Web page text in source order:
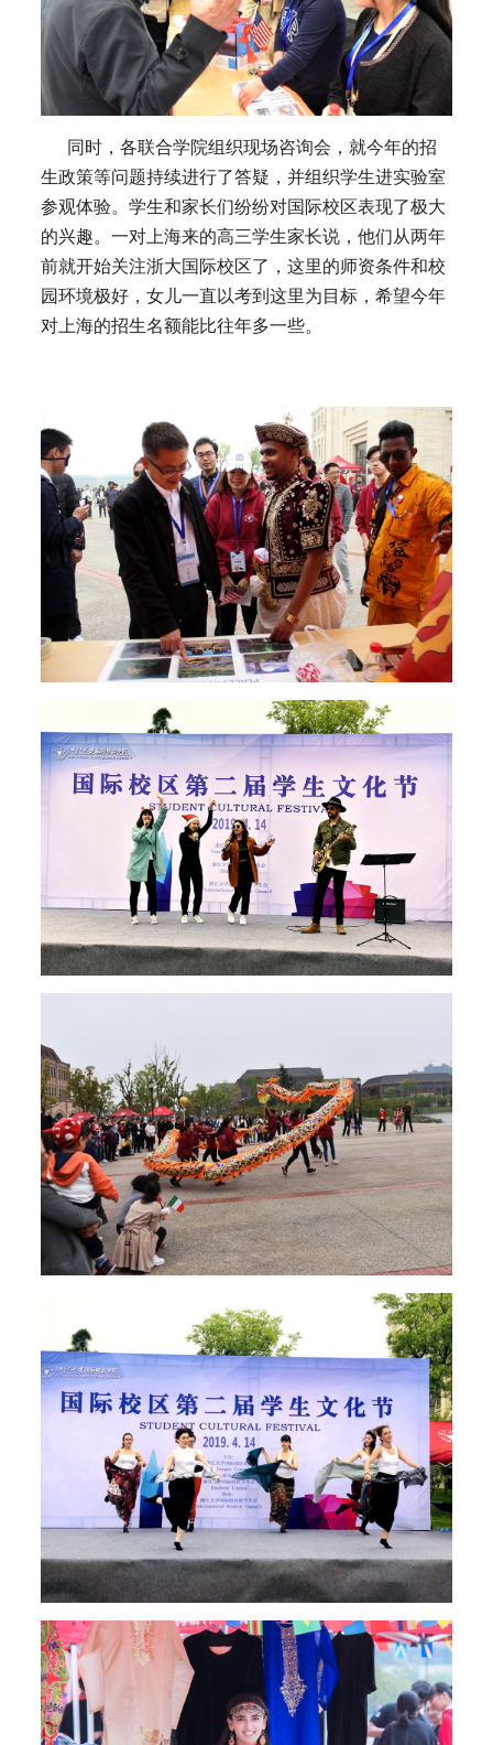
同时，各联合学院组织现场咨询会，就今年的招
生政策等问题持续进行了答疑，并组织学生进实验室
参观体验。学生和家长们纷纷对国际校区表现了极大
的兴趣。一对上海来的高三学生家长说，他们从两年
前就开始关注浙大国际校区了，这里的师资条件和校
园环境极好，女儿一直以考到这里为目标，希望今年
对上海的招生名额能比往年多一些。